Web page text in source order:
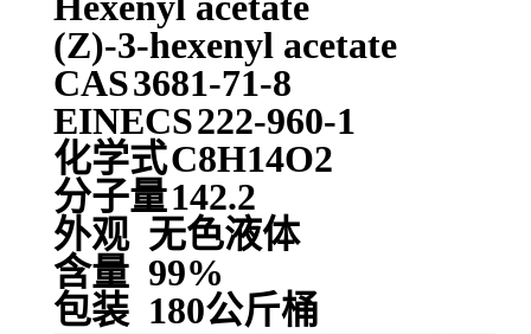
(Z)-3-hexenyl acetate
CAS3681-71-8
EINECS222-960-1
化学式C8H14O2
分子量142.2
外观 无色液体
含量 99%
包装 180公斤桶